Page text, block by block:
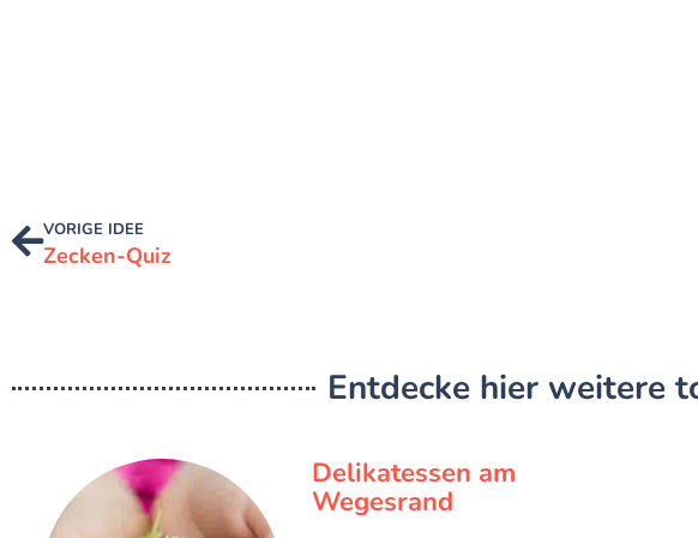
VORIGE IDEE
Zecken-Quiz
Entdecke hier weitere
Delikatessen am
Wegesrand